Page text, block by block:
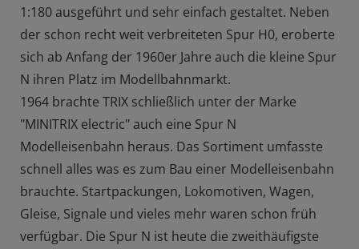
1:180 ausgeführt und sehr einfach gestaltet. Neben
der schon recht weit verbreiteten Spur H0, eroberte
sich ab Anfang der 1960er Jahre auch die kleine Spur
N ihren Platz im Modellbahnmarkt.
1964 brachte TRIX schließlich unter der Marke
"MINITRIX electric" auch eine Spur N
Modelleisenbahn heraus. Das Sortiment umfasste
schnell alles was es zum Bau einer Modelleisenbahn
brauchte. Startpackungen, Lokomotiven, Wagen,
Gleise, Signale und vieles mehr waren schon früh
verfügbar. Die Spur N ist heute die zweithäufigste